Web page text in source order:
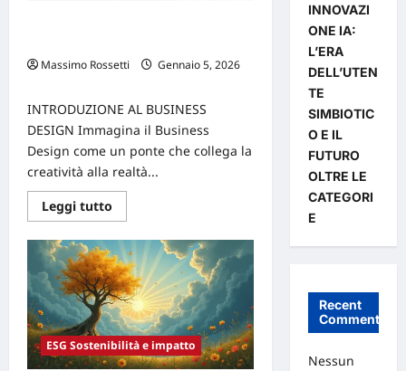
Massimo Rossetti
Gennaio 5, 2026
INTRODUZIONE AL BUSINESS
DESIGN Immagina il Business
Design come un ponte che collega la
creatività alla realtà...
Leggi tutto
di
su
Il
Business
Design
come
chiave
per
l’innovazione
aziendale
ESG Sostenibilità e impatto
INNOVAZI
ONE IA:
L’ERA
DELL’UTEN
TE
SIMBIOTIC
O E IL
FUTURO
OLTRE LE
CATEGORI
E
Recent
Comments
Nessun